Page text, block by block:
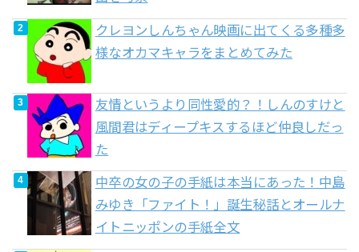
クレヨンしんちゃん映画に出てくる多種多
様なオカマキャラをまとめてみた
友情というより同性愛的？！しんのすけと
風間君はディープキスするほど仲良しだっ
た
中卒の女の子の手紙は本当にあった！中島
みゆき「ファイト！」誕生秘話とオールナ
イトニッポンの手紙全文